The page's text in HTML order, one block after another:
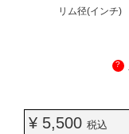
リム径(インチ)
?
¥ 5,500 税込